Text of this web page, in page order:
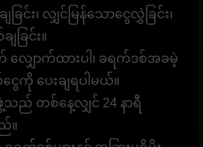
ြင်း၊ လျှင်မြန်သောငွေလွှဲခြင်း၊
ခြင်း။
ောက်ထားပါ၊ ခရက်ဒစ်အခမဲ့
ကို ပေးချရပါမယ်။
ည် တစ်နေ့လျှင် 24 နာရီ
။